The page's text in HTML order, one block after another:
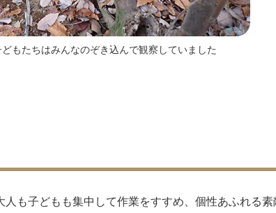
もたちはみんなのぞき込んで観察していました
も子どもも集中して作業をすすめ、個性あふれる素